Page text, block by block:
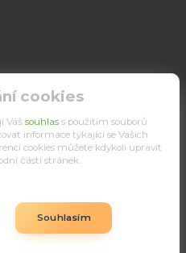
cookies
Váš souhlass použitím souborů
informace týkající se Vašich
cookies můžete kdykoli upravit
části stránek.
Souhlasím